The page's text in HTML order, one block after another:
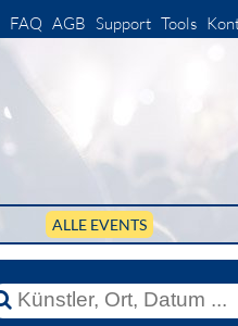
FAQ AGB Support Tools
ALLE EVENTS